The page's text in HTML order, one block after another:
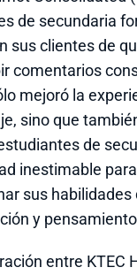
de secundaria
sus clientes de
comentarios
mejoró la
sino que
de
inestimable
sus habilidades
y
entre KTEC